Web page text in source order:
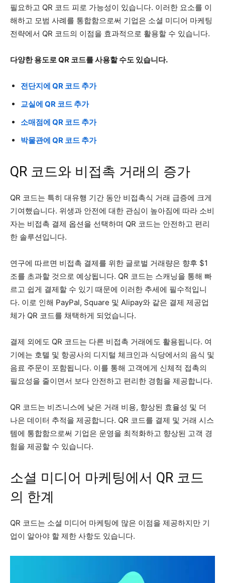
필요하고 QR 코드 피로 가능성이 있습니다. 이러한 요소를 이
해하고 모범 사례를 통합함으로써 기업은 소셜 미디어 마케팅
전략에서 QR 코드의 이점을 효과적으로 활용할 수 있습니다.
다양한 용도로 QR 코드를 사용할 수도 있습니다.
전단지에 QR 코드 추가
교실에 QR 코드 추가
소매점에 QR 코드 추가
박물관에 QR 코드 추가
QR 코드와 비접촉 거래의 증가
QR 코드는 특히 대유행 기간 동안 비접촉식 거래 급증에 크게
기여했습니다. 위생과 안전에 대한 관심이 높아짐에 따라 소비
자는 비접촉 결제 옵션을 선택하며 QR 코드는 안전하고 편리
한 솔루션입니다.
연구에 따르면 비접촉 결제를 위한 글로벌 거래량은 향후 $1
조를 초과할 것으로 예상됩니다. QR 코드는 스캐닝을 통해 빠
르고 쉽게 결제할 수 있기 때문에 이러한 추세에 필수적입니
다. 이로 인해 PayPal, Square 및 Alipay와 같은 결제 제공업
체가 QR 코드를 채택하게 되었습니다.
결제 외에도 QR 코드는 다른 비접촉 거래에도 활용됩니다. 여
기에는 호텔 및 항공사의 디지털 체크인과 식당에서의 음식 및
음료 주문이 포함됩니다. 이를 통해 고객에게 신체적 접촉의
필요성을 줄이면서 보다 안전하고 편리한 경험을 제공합니다.
QR 코드는 비즈니스에 낮은 거래 비용, 향상된 효율성 및 더
나은 데이터 추적을 제공합니다. QR 코드를 결제 및 거래 시스
템에 통합함으로써 기업은 운영을 최적화하고 향상된 고객 경
험을 제공할 수 있습니다.
소셜 미디어 마케팅에서 QR 코드
의 한계
QR 코드는 소셜 미디어 마케팅에 많은 이점을 제공하지만 기
업이 알아야 할 제한 사항도 있습니다.